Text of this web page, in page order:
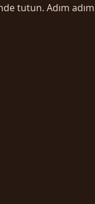
tutun. Adım adım